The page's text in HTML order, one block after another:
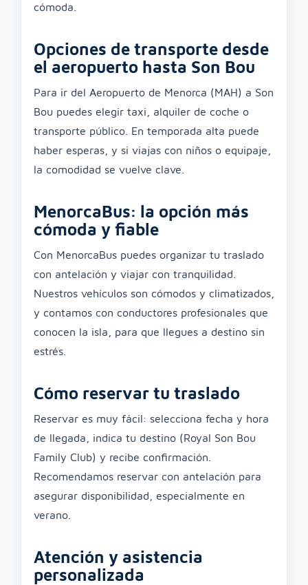
cómoda.
Opciones de transporte desde
el aeropuerto hasta Son Bou
Para ir del Aeropuerto de Menorca (MAH) a Son
Bou puedes elegir taxi, alquiler de coche o
transporte público. En temporada alta puede
haber esperas, y si viajas con niños o equipaje,
la comodidad se vuelve clave.
MenorcaBus: la opción más
cómoda y fiable
Con MenorcaBus puedes organizar tu traslado
con antelación y viajar con tranquilidad.
Nuestros vehículos son cómodos y climatizados,
y contamos con conductores profesionales que
conocen la isla, para que llegues a destino sin
estrés.
Cómo reservar tu traslado
Reservar es muy fácil: selecciona fecha y hora
de llegada, indica tu destino (Royal Son Bou
Family Club) y recibe confirmación.
Recomendamos reservar con antelación para
asegurar disponibilidad, especialmente en
verano.
Atención y asistencia
personalizada